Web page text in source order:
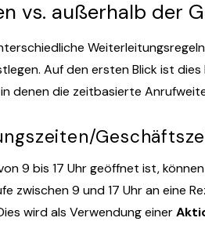
vs. außerhalb der
Auf den ersten Blick ist
denen die zeitbasierte
9 bis 17 Uhr geöffnet ist,
zwischen 9 und 17 Uhr an eine
wird als Verwendung einer